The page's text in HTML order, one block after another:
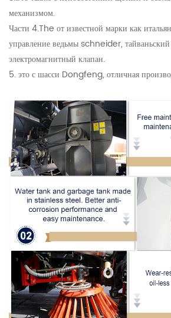
механизмом.
Части 4.The от известной марки как
управление ведьмы schneider,
электромагнитный клапан.
5. это с шасси Dongfeng, отличная